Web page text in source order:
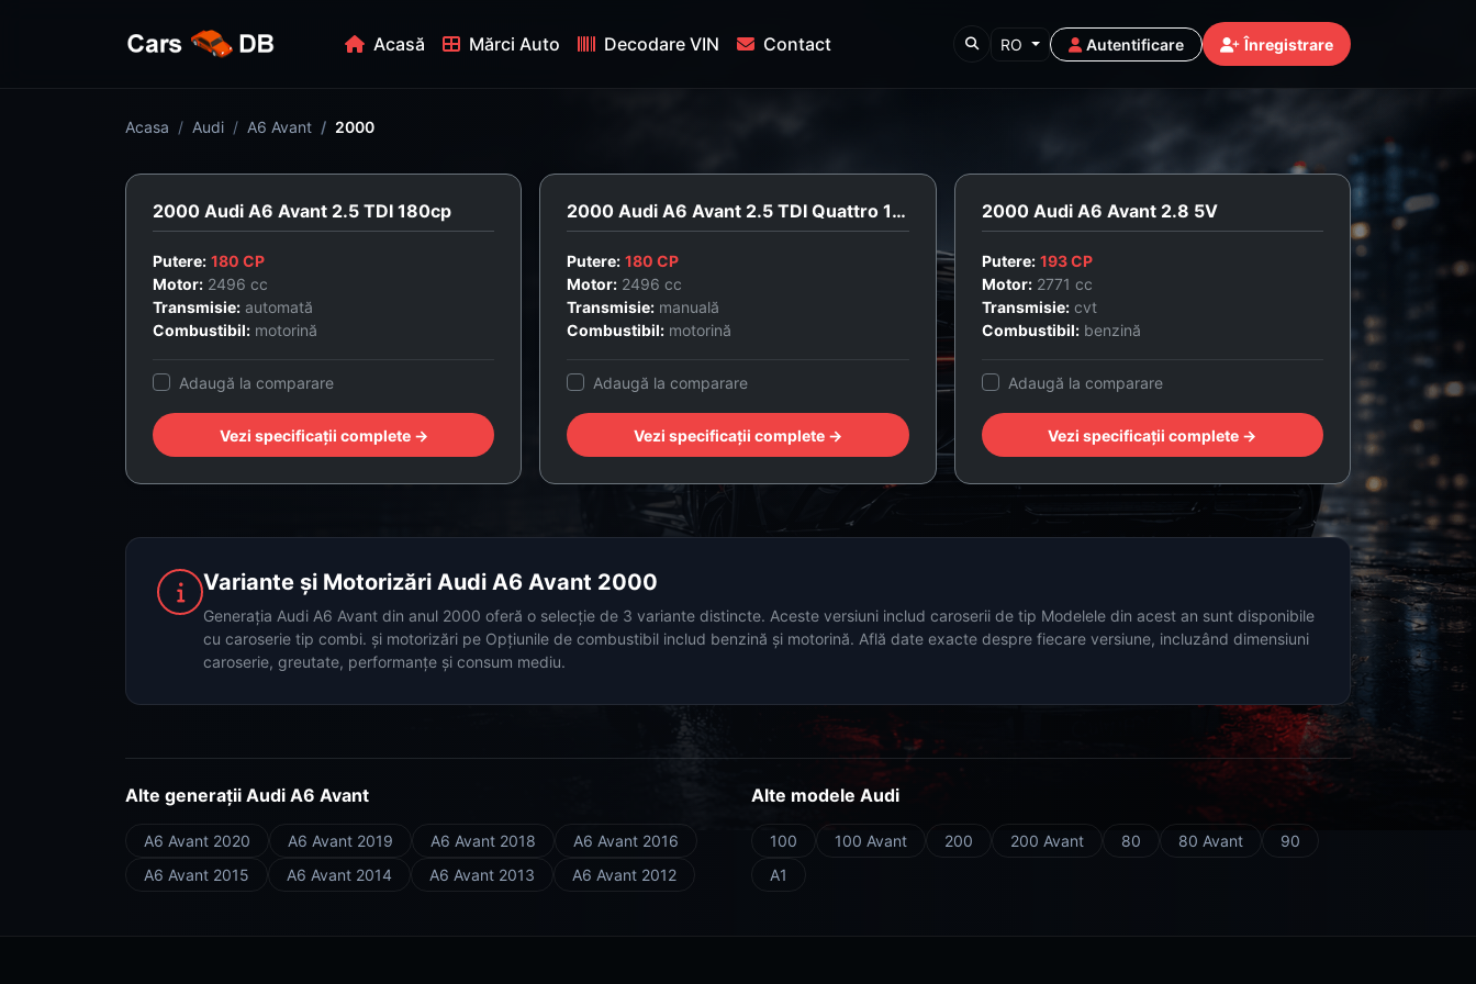
Acasă Mărci Auto Decodare VIN Contact RO Autentificare Înregistrare
Acasa Audi A6 Avant 2000
2000 Audi A6 Avant 2.5 TDI 180cp
Putere: 180 CP
Motor: 2496 cc
Transmisie: automată
Combustibil: motorină
Adaugă la comparare
Vezi specificații complete →
2000 Audi A6 Avant 2.5 TDI Quattro 180cp
Putere: 180 CP
Motor: 2496 cc
Transmisie: manuală
Combustibil: motorină
Adaugă la comparare
Vezi specificații complete →
2000 Audi A6 Avant 2.8 5V
Putere: 193 CP
Motor:2771 cc
Transmisie:cvt
Combustibil:benzină
Adaugă la comparare
Vezi specificații complete →
Variante și Motorizări Audi A6 Avant 2000
Generația Audi A6 Avant din anul 2000 oferă o selecție de 3 variante distincte. Aceste versiuni includ caroserii de tip Modelele din acest an sunt disponibile
cu caroserie tip combi. și motorizări pe Opțiunile de combustibil includ benzină și motorină. Află date exacte despre fiecare versiune, incluzând dimensiuni
caroserie, greutate, performanțe și consum mediu.
Alte generații Audi A6 Avant
A6 Avant 2020 A6 Avant 2019 A6 Avant 2018
A6 Avant 2016
A6 Avant 2015
A6 Avant 2014 A6 Avant 2013 A6 Avant 2012
Alte modele Audi
100 100 Avant 200 200 Avant 80 80 Avant
90
A1